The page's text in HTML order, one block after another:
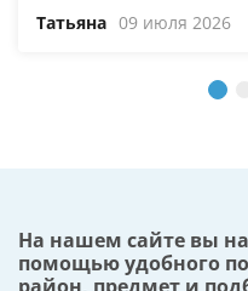
Татьяна 09 июля 2026
На нашем сайте вы
помощью удобного